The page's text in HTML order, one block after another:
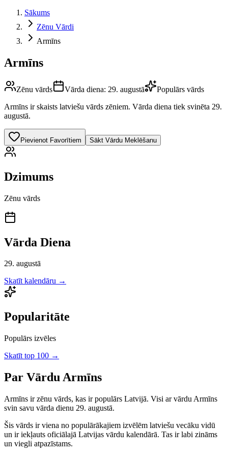
Sākums
Zēnu Vārdi
Armīns
Armīns
Zēnu vārds Vārda diena: 29. augustā
Populārs vārds
Armīns ir skaists latviešu vārds zēniem. Vārda diena tiek svinēta 29.
augustā.
Pievienot Favorītiem Sākt Vārdu Meklēšanu
Dzimums
Zēnu vārds
Vārda Diena
29. augustā
Skatīt kalendāru →
Popularitāte
Populārs izvēles
Skatīt top 100 →
Par Vārdu Armīns
Armīns irzēnu vārds, kas ir populārs Latvijā. Visi ar vārdu Armīns
svin savu vārda dienu 29. augustā.
Šis vārds ir viena no populārākajiem izvēlēm latviešu vecāku vidū
un ir iekļauts oficiālajā Latvijas vārdu kalendārā. Tas ir labi zināms
un viegli atpazīstams.